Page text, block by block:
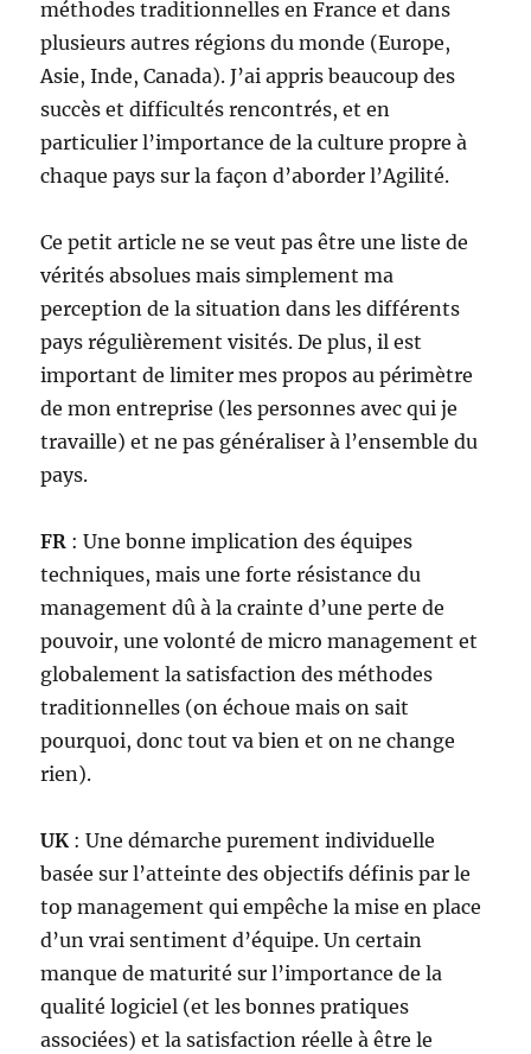
méthodes traditionnelles en France et dans
plusieurs autres régions du monde (Europe,
Asie, Inde, Canada). J’ai appris beaucoup des
succès et difficultés rencontrés, et en
particulier l’importance de la culture propre à
chaque pays sur la façon d’aborder l’Agilité.
Ce petit article ne se veut pas être une liste de
vérités absolues mais simplement ma
perception de la situation dans les différents
pays régulièrement visités. De plus, il est
important de limiter mes propos au périmètre
de mon entreprise (les personnes avec qui je
travaille) et ne pas généraliser à l’ensemble du
pays.
FR : Une bonne implication des équipes
techniques, mais une forte résistance du
management dû à la crainte d’une perte de
pouvoir, une volonté de micro management et
globalement la satisfaction des méthodes
traditionnelles (on échoue mais on sait
pourquoi, donc tout va bien et on ne change
rien).
UK : Une démarche purement individuelle
basée sur l’atteinte des objectifs définis par le
top management qui empêche la mise en place
d’un vrai sentiment d’équipe. Un certain
manque de maturité sur l’importance de la
qualité logiciel (et les bonnes pratiques
associées) et la satisfaction réelle à être le